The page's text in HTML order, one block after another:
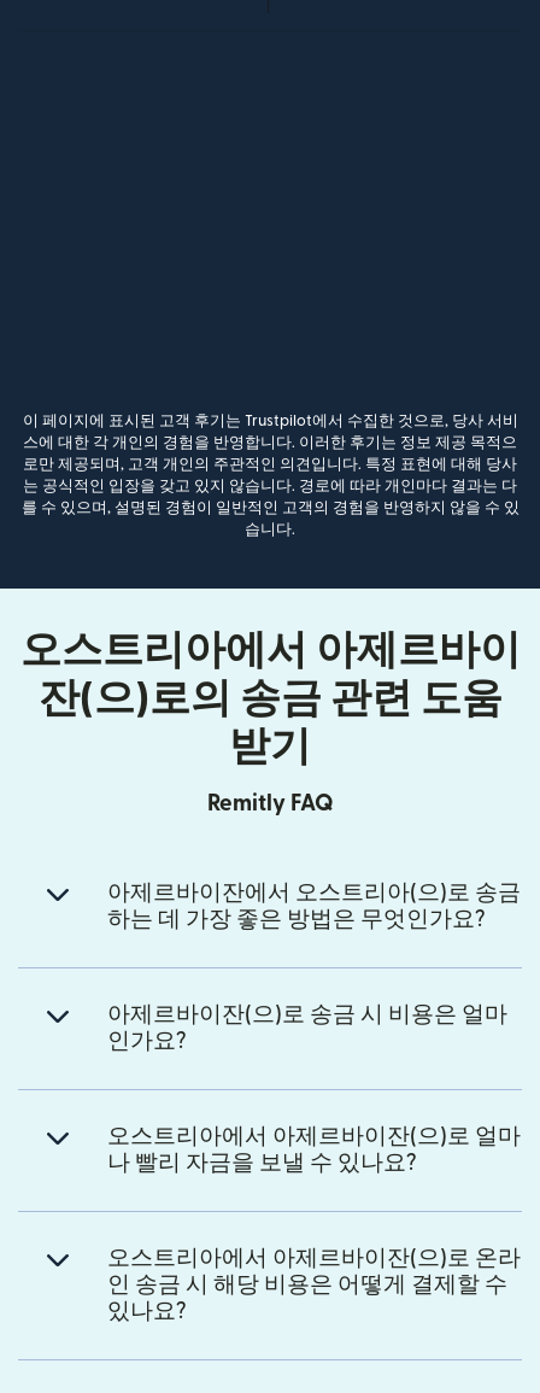
이 페이지에 표시된 고객 후기는 Trustpilot에서 수집한 것으로, 당사 서비
스에 대한 각 개인의 경험을 반영합니다. 이러한 후기는 정보 제공 목적으
로만 제공되며, 고객 개인의 주관적인 의견입니다. 특정 표현에 대해 당사
는 공식적인 입장을 갖고 있지 않습니다. 경로에 따라 개인마다 결과는 다
를 수 있으며, 설명된 경험이 일반적인 고객의 경험을 반영하지 않을 수 있
습니다.
오스트리아에서 아제르바이
잔(으)로의 송금 관련 도움
받기
Remitly FAQ
아제르바이잔에서 오스트리아(으)로 송금
하는 데 가장 좋은 방법은 무엇인가요?
아제르바이잔(으)로 송금 시 비용은 얼마
인가요?
오스트리아에서 아제르바이잔(으)로 얼마
나 빨리 자금을 보낼 수 있나요?
오스트리아에서 아제르바이잔(으)로 온라
인 송금 시 해당 비용은 어떻게 결제할 수
있나요?